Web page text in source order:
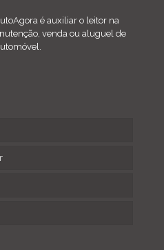
é auxiliar o leitor na
venda ou aluguel de